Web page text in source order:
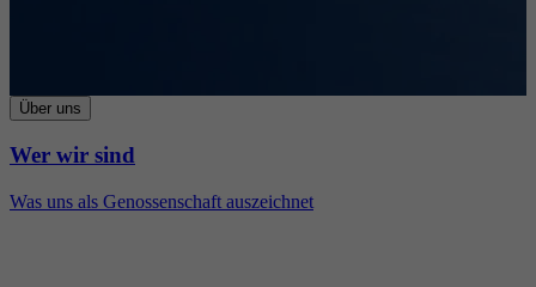
Über uns
Wer wir sind
Was uns als Genossenschaft auszeichnet